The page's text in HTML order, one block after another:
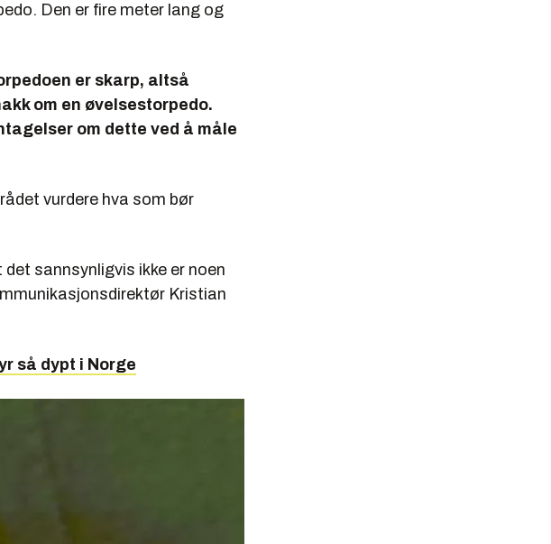
Den er fire meter lang og
er skarp, altså
om en øvelsestorpedo.
om dette ved å måle
vurdere hva som bør
sannsynligvis ikke er noen
Kristian
så dypt i Norge